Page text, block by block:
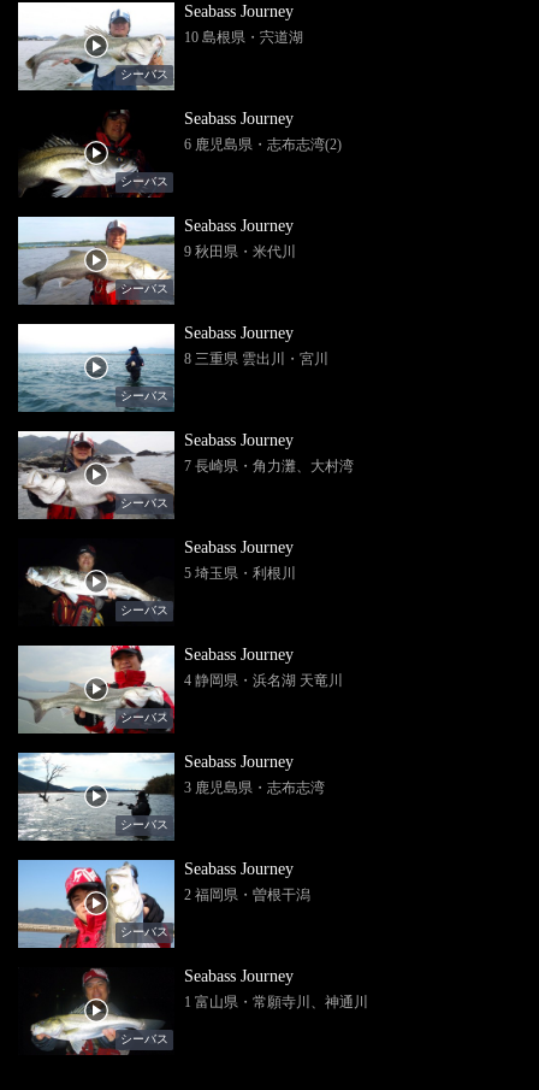
シーバス
Seabass Journey
10 島根県・宍道湖
シーバス
Seabass Journey
6 鹿児島県・志布志湾(2)
シーバス
Seabass Journey
9 秋田県・米代川
シーバス
Seabass Journey
8 三重県 雲出川・宮川
シーバス
Seabass Journey
7 長崎県・角力灘、大村湾
シーバス
Seabass Journey
5 埼玉県・利根川
シーバス
Seabass Journey
4 静岡県・浜名湖 天竜川
シーバス
Seabass Journey
3 鹿児島県・志布志湾
シーバス
Seabass Journey
2 福岡県・曽根干潟
シーバス
Seabass Journey
1 富山県・常願寺川、神通川